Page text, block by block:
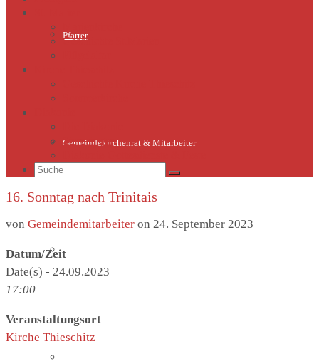
Pfarrer
Gemeindekirchenrat & Mitarbeiter
Gemeindeleben
Geschichte St.Marien
Sternsinger
Suche
16. Sonntag nach Trinitais
von Gemeindemitarbeiter on 24. September 2023
Datum/Zeit
Date(s) - 24.09.2023
17:00
Veranstaltungsort
Kirche Thieschitz